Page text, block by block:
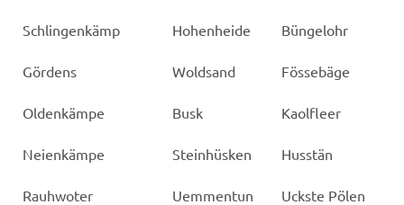
Schlingenkämp Hohenheide Büngelohr
Gördens Woldsand Fössebäge
Oldenkämpe Busk Kaolfleer
Neienkämpe Steinhüsken Husstän
Rauhwoter Uemmentun Uckste Pölen